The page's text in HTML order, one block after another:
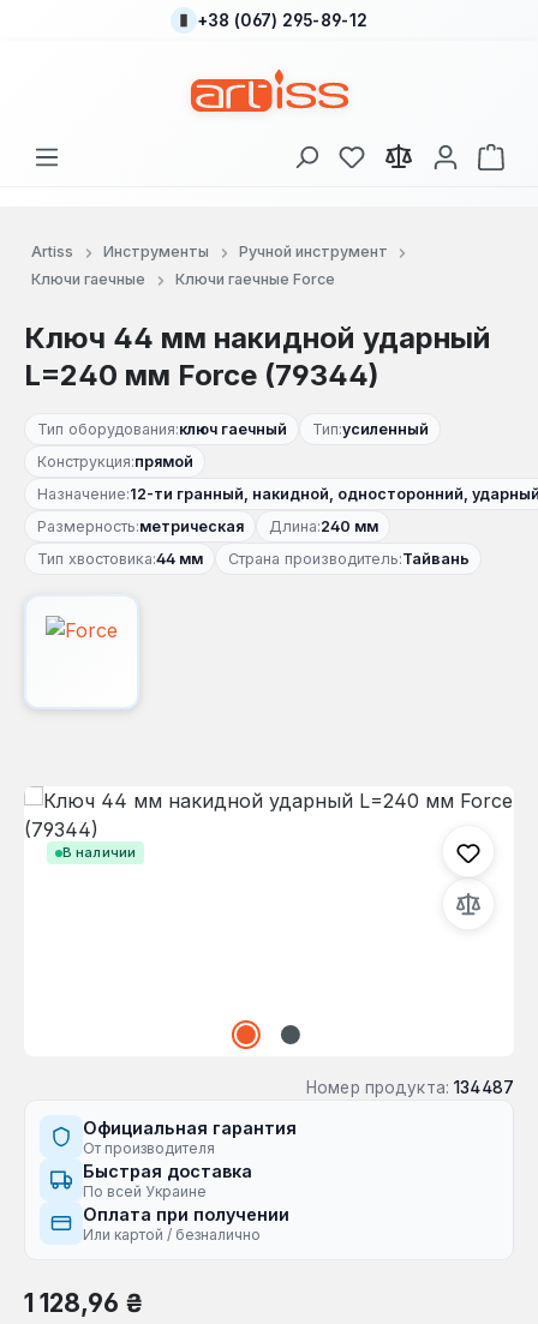
Перейти к основному содержанию
+38 (067) 295-89-12
У вас есть товары
В
Artiss Инструменты
Ручной инструмент
Ключи гаечные
Ключи гаечные Force
Ключ 44 мм накидной ударный
L=240 мм Force (79344)
Тип оборудования:ключ гаечный Тип:усиленный
Конструкция:прямой
Назначение:12-ти гранный, накидной, односторонний,
Размерность:метрическая Длина:240 мм
Тип хвостовика:44 мм Страна производитель:Тайвань
В наличии
Пропустить галерею изображений
Номер продукта: 134487
Официальная гарантия
От производителя
Быстрая доставка
По всей Украине
Оплата при получении
Или картой / безналично
Обычная цена:
1 128,96 ₴